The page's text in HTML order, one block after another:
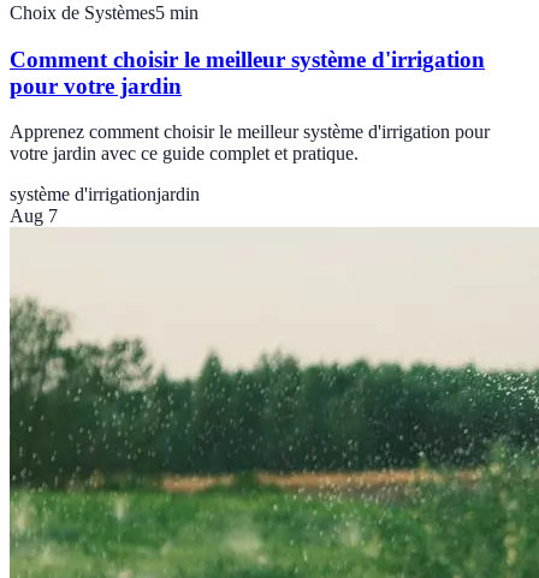
Choix de Systèmes5 min
Comment choisir le meilleur système d'irrigation
pour votre jardin
Apprenez comment choisir le meilleur système d'irrigation pour
votre jardin avec ce guide complet et pratique.
système d'irrigationjardin
Aug 7